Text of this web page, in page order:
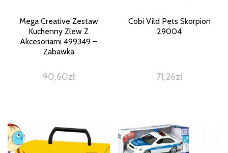
Mega Creative Zestaw
Kuchenny Zlew Z
Akcesoriami 499349 –
Zabawka
90,60zł
Cobi Vild Pets Skorpion
29004
71,26zł